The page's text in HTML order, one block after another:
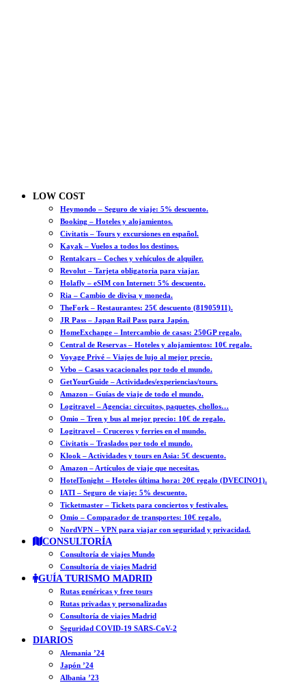
LOW COST
Heymondo – Seguro de viaje: 5% descuento.
Booking – Hoteles y alojamientos.
Civitatis – Tours y excursiones en español.
Kayak – Vuelos a todos los destinos.
Rentalcars – Coches y vehículos de alquiler.
Revolut – Tarjeta obligatoria para viajar.
Holafly – eSIM con Internet: 5% descuento.
Ria – Cambio de divisa y moneda.
TheFork – Restaurantes: 25€ descuento (81905911).
JR Pass – Japan Rail Pass para Japón.
HomeExchange – Intercambio de casas: 250GP regalo.
Central de Reservas – Hoteles y alojamientos: 10€ regalo.
Voyage Privé – Viajes de lujo al mejor precio.
Vrbo – Casas vacacionales por todo el mundo.
GetYourGuide – Actividades/experiencias/tours.
Amazon – Guías de viaje de todo el mundo.
Logitravel – Agencia: circuitos, paquetes, chollos…
Omio – Tren y bus al mejor precio: 10€ de regalo.
Logitravel – Cruceros y ferries en el mundo.
Civitatis – Traslados por todo el mundo.
Klook – Actividades y tours en Asia: 5€ descuento.
Amazon – Artículos de viaje que necesitas.
HotelTonight – Hoteles última hora: 20€ regalo (DVECINO1).
IATI – Seguro de viaje: 5% descuento.
Ticketmaster – Tickets para conciertos y festivales.
Omio – Comparador de transportes: 10€ regalo.
NordVPN – VPN para viajar con seguridad y privacidad.
CONSULTORÍA
Consultoría de viajes Mundo
Consultoría de viajes Madrid
GUÍA TURISMO MADRID
Rutas genéricas y free tours
Rutas privadas y personalizadas
Consultoría de viajes Madrid
Seguridad COVID-19 SARS-CoV-2
DIARIOS
Alemania ’24
Japón ’24
Albania ’23